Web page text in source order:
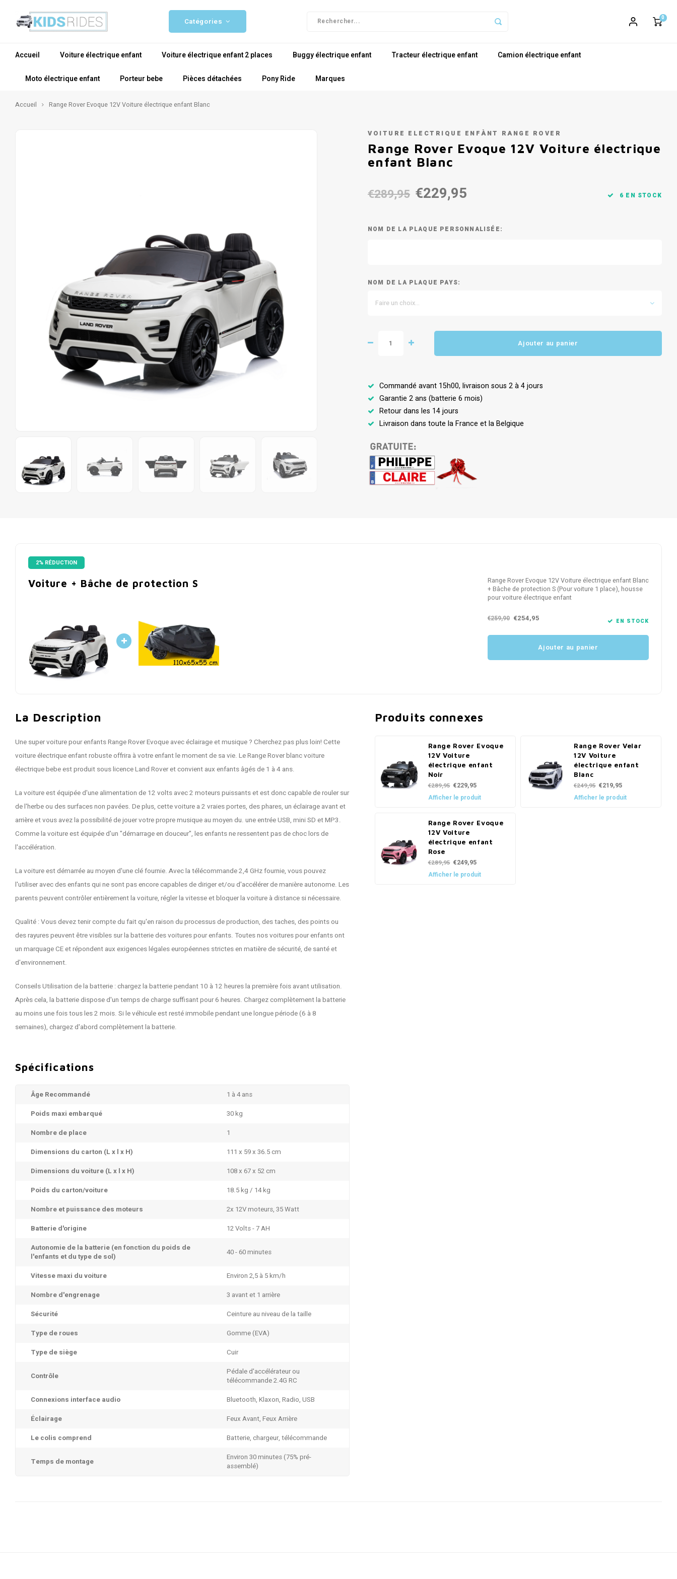
Catégories 0
Accueil Voiture électrique enfant Voiture électrique enfant 2 places Buggy électrique enfant Tracteur électrique enfant Camion électrique enfant
Moto électrique enfant Porteur bebe Pièces détachées Pony Ride Marques
Accueil Range Rover Evoque 12V Voiture électrique enfant Blanc
VOITURE ELECTRIQUE ENFÀNT RANGE ROVER
Range Rover Evoque 12V Voiture électrique
enfant Blanc
€289,95 €229,95 6 EN STOCK
NOM DE LA PLAQUE PERSONNALISÉE:
NOM DE LA PLAQUE PAYS:
Faire un choix...
Ajouter au panier
Commandé avant 15h00, livraison sous 2 à 4 jours
Garantie 2 ans (batterie 6 mois)
Retour dans les 14 jours
Livraison dans toute la France et la Belgique
2% RÉDUCTION
Voiture + Bâche de protection S
Range Rover Evoque 12V Voiture électrique enfant Blanc
+ Bâche de protection S (Pour voiture 1 place), housse
pour voiture électrique enfant
€259,90 €254,95 EN STOCK
Ajouter au panier
La Description
Une super voiture pour enfants Range Rover Evoque avec éclairage et musique ? Cherchez pas plus loin! Cette
voiture électrique enfant robuste offrira à votre enfant le moment de sa vie. Le Range Rover blanc voiture
électrique bebe est produit sous licence Land Rover et convient aux enfants âgés de 1 à 4 ans.
La voiture est équipée d'une alimentation de 12 volts avec 2 moteurs puissants et est donc capable de rouler sur
de l'herbe ou des surfaces non pavées. De plus, cette voiture a 2 vraies portes, des phares, un éclairage avant et
arrière et vous avez la possibilité de jouer votre propre musique au moyen du. une entrée USB, mini SD et MP3.
Comme la voiture est équipée d'un "démarrage en douceur", les enfants ne ressentent pas de choc lors de
l'accélération.
La voiture est démarrée au moyen d'une clé fournie. Avec la télécommande 2,4 GHz fournie, vous pouvez
l'utiliser avec des enfants qui ne sont pas encore capables de diriger et/ou d'accélérer de manière autonome. Les
parents peuvent contrôler entièrement la voiture, régler la vitesse et bloquer la voiture à distance si nécessaire.
Qualité : Vous devez tenir compte du fait qu'en raison du processus de production, des taches, des points ou
des rayures peuvent être visibles sur la batterie des voitures pour enfants. Toutes nos voitures pour enfants ont
un marquage CE et répondent aux exigences légales européennes strictes en matière de sécurité, de santé et
d'environnement.
Conseils Utilisation de la batterie : chargez la batterie pendant 10 à 12 heures la première fois avant utilisation.
Après cela, la batterie dispose d'un temps de charge suffisant pour 6 heures. Chargez complètement la batterie
au moins une fois tous les 2 mois. Si le véhicule est resté immobile pendant une longue période (6 à 8
semaines), chargez d'abord complètement la batterie.
Spécifications
Âge Recommandé
1 à 4 ans
Poids maxi embarqué
30 kg
Nombre de place
1
Dimensions du carton (L x l x H)
111 x 59 x 36.5 cm
Dimensions du voiture (L x l x H)
108 x 67 x 52 cm
Poids du carton/voiture
18.5 kg / 14 kg
Nombre et puissance des moteurs
2x 12V moteurs, 35 Watt
Batterie d'origine
12 Volts - 7 AH
Autonomie de la batterie (en fonction du poids de
l'enfants et du type de sol)
40 - 60 minutes
Vitesse maxi du voiture
Environ 2,5 à 5 km/h
Nombre d'engrenage
3 avant et 1 arrière
Sécurité
Ceinture au niveau de la taille
Type de roues
Gomme (EVA)
Type de siège
Cuir
Contrôle
Pédale d'accélérateur ou
télécommande 2.4G RC
Connexions interface audio
Bluetooth, Klaxon, Radio, USB
Éclairage
Feux Avant, Feux Arrière
Le colis comprend
Batterie, chargeur, télécommande
Temps de montage
Environ 30 minutes (75% pré-
assemblé)
Produits connexes
Range Rover Evoque
12V Voiture
électrique enfant
Noir
€289,95 €229,95
Afficher le produit
Range Rover Velar
12V Voiture
électrique enfant
Blanc
€249,95 €219,95
Afficher le produit
Range Rover Evoque
12V Voiture
électrique enfant
Rose
€289,95 €249,95
Afficher le produit